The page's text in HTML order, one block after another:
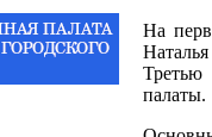
На
Третью
палаты.